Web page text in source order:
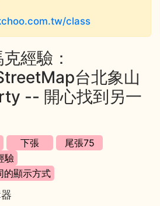
class
經驗：
台北象山
-- 開心找到另一